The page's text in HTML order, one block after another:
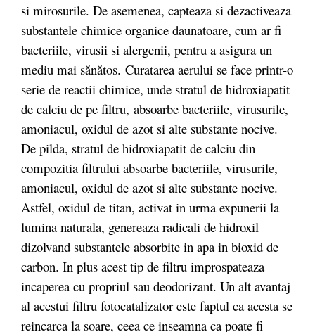
si mirosurile. De asemenea, capteaza si dezactiveaza
substantele chimice organice daunatoare, cum ar fi
bacteriile, virusii si alergenii, pentru a asigura un
mediu mai sănătos. Curatarea aerului se face printr-o
serie de reactii chimice, unde stratul de hidroxiapatit
de calciu de pe filtru, absoarbe bacteriile, virusurile,
amoniacul, oxidul de azot si alte substante nocive.
De pilda, stratul de hidroxiapatit de calciu din
compozitia filtrului absoarbe bacteriile, virusurile,
amoniacul, oxidul de azot si alte substante nocive.
Astfel, oxidul de titan, activat in urma expunerii la
lumina naturala, genereaza radicali de hidroxil
dizolvand substantele absorbite in apa in bioxid de
carbon. In plus acest tip de filtru improspateaza
incaperea cu propriul sau deodorizant. Un alt avantaj
al acestui filtru fotocatalizator este faptul ca acesta se
reincarca la soare, ceea ce inseamna ca poate fi